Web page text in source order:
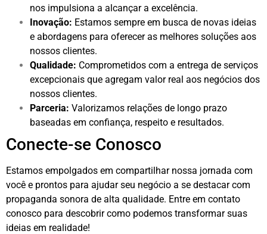
nos impulsiona a alcançar a excelência.
Inovação: Estamos sempre em busca de novas ideias
e abordagens para oferecer as melhores soluções aos
nossos clientes.
Qualidade: Comprometidos com a entrega de serviços
excepcionais que agregam valor real aos negócios dos
nossos clientes.
Parceria: Valorizamos relações de longo prazo
baseadas em confiança, respeito e resultados.
Conecte-se Conosco
Estamos empolgados em compartilhar nossa jornada com
você e prontos para ajudar seu negócio a se destacar com
propaganda sonora de alta qualidade. Entre em contato
conosco para descobrir como podemos transformar suas
ideias em realidade!